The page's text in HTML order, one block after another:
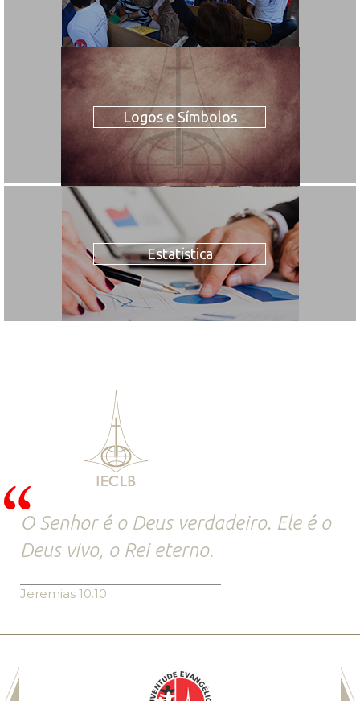
Logos e Símbolos
Estatística
O Senhor é o Deus verdadeiro. Ele é o
Deus vivo, o Rei eterno.
Jeremias 10.10